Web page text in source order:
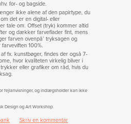
for- og bagside.
ikke alene af den papirtype, du
det er en digital- eller
tale om. Offset (tryk) kommer altid
og dækker farveflader fint, mens
farven ovenpå’ tryksagen og
100%.
fx. kunstbøger, findes der også 7-
hvor kvaliteten virkelig bliver i
eller grafiker om råd, hvis du
fejlanvisninger, og indlægsholder kan ikke
Design og Art Workshop.
Skriv en kommentar